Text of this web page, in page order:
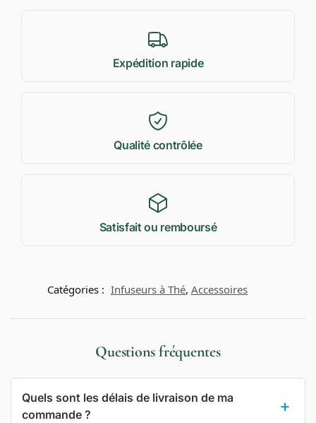
Expédition rapide
Qualité contrôlée
Satisfait ou remboursé
Catégories : Infuseurs à Thé, Accessoires
Questions fréquentes
Quels sont les délais de livraison de ma
commande ?